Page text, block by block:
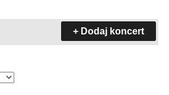
+ Dodaj koncert